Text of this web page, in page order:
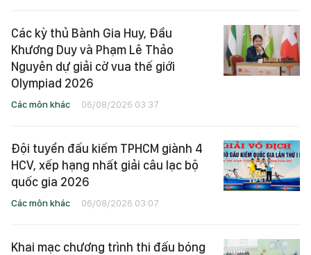
Các kỳ thủ Bành Gia Huy, Đầu
Khương Duy và Phạm Lê Thảo
Nguyên dự giải cờ vua thế giới
Olympiad 2026
Các môn khác 06/08/2026 03:37
Đội tuyển đấu kiếm TPHCM giành 4
HCV, xếp hạng nhất giải câu lạc bộ
quốc gia 2026
Các môn khác 06/08/2026 03:07
Khai mạc chương trình thi đấu bóng